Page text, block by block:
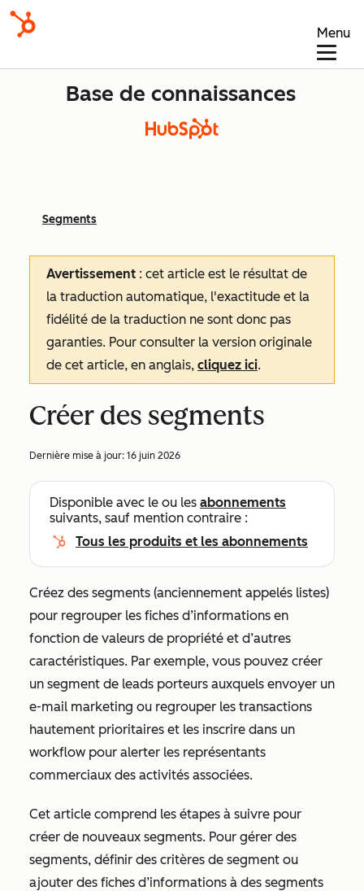
Menu
Base de connaissances
Segments
Avertissement : cet article est le résultat de
la traduction automatique, l'exactitude et la
fidélité de la traduction ne sont donc pas
garanties. Pour consulter la version originale
de cet article, en anglais, cliquez ici.
Créer des segments
Dernière mise à jour: 16 juin 2026
Disponible avec le ou les abonnements
suivants, sauf mention contraire :
Tous les produits et les abonnements
Créez des segments (anciennement appelés listes)
pour regrouper les fiches d’informations en
fonction de valeurs de propriété et d’autres
caractéristiques. Par exemple, vous pouvez créer
un segment de leads porteurs auxquels envoyer un
e-mail marketing ou regrouper les transactions
hautement prioritaires et les inscrire dans un
workflow pour alerter les représentants
commerciaux des activités associées.
Cet article comprend les étapes à suivre pour
créer de nouveaux segments. Pour gérer des
segments, définir des critères de segment ou
ajouter des fiches d’informations à des segments